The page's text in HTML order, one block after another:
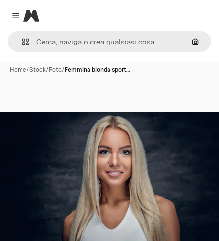
Close menu
Magnific
Cerca
Home/Stock/Foto/Femmina bionda sport…